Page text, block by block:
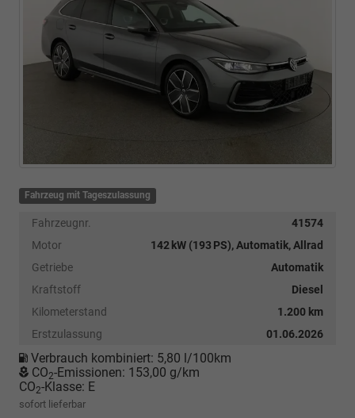
Fahrzeug mit Tageszulassung
Fahrzeugnr.
41574
Motor
142 kW (193 PS), Automatik, Allrad
Getriebe
Automatik
Kraftstoff
Diesel
Kilometerstand
1.200 km
Erstzulassung
01.06.2026
Verbrauch kombiniert: 5,80 l/100km
CO2-Emissionen: 153,00 g/km
CO2-Klasse: E
sofort lieferbar